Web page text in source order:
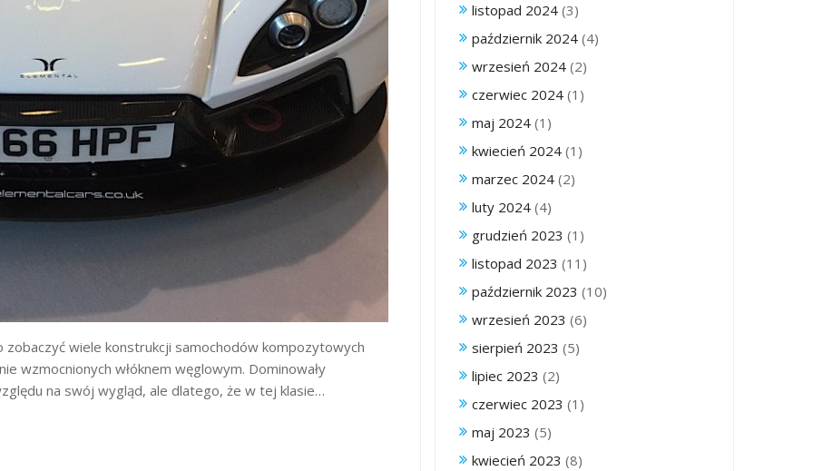
zobaczyć wiele konstrukcji samochodów kompozytowych
wzmocnionych włóknem węglowym. Dominowały
na swój wygląd, ale dlatego, że w tej klasie…
listopad 2024 (3)
październik 2024 (4)
wrzesień 2024 (2)
czerwiec 2024 (1)
maj 2024 (1)
kwiecień 2024 (1)
marzec 2024 (2)
luty 2024 (4)
grudzień 2023 (1)
listopad 2023 (11)
październik 2023 (10)
wrzesień 2023 (6)
sierpień 2023 (5)
lipiec 2023 (2)
czerwiec 2023 (1)
maj 2023 (5)
kwiecień 2023 (8)